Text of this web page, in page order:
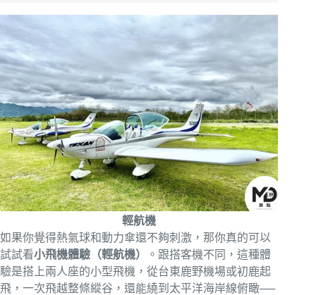
輕航機
如果你覺得熱氣球和動力傘還不夠刺激，那你真的可以
試試看小飛機體驗（輕航機）
。跟搭客機不同，這種體
驗是搭上兩人座的小型飛機，從台東鹿野機場或初鹿起
飛，一次飛越整條縱谷，還能繞到太平洋海岸線俯瞰──